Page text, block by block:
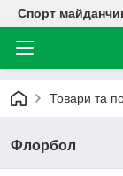
Спорт
Товари та
Флорбол